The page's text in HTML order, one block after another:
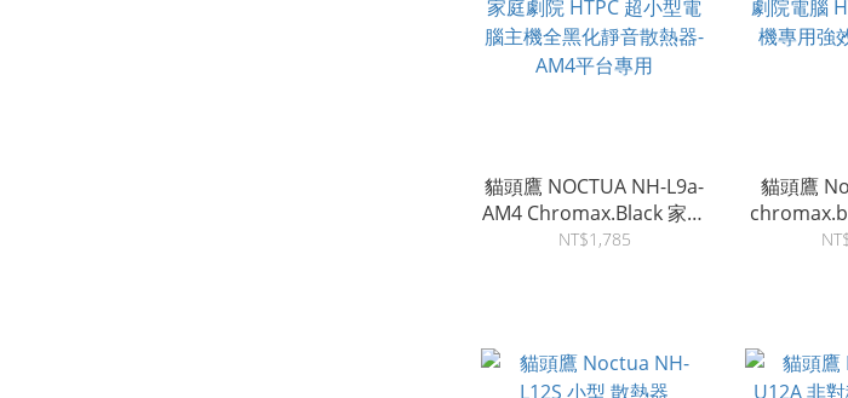
貓頭鷹 NOCTUA NH-L9a-
AM4 Chromax.Black 家庭
劇院 HTPC 超小型電腦主
NT$1,785
貓頭鷹
劇院電腦